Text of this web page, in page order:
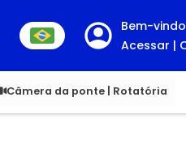
Bem-
Acessar |
Câmera da ponte | Rotatória